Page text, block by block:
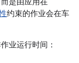
约束的作业会在车
业运行时间：